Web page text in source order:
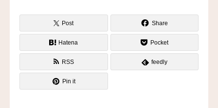
Post Share
Hatena Pocket
RSS feedly
Pin it